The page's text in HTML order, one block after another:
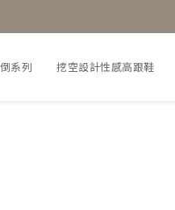
系列 挖空設計性感高跟鞋